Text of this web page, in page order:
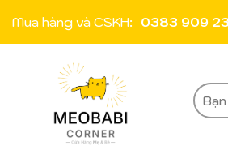
Mua hàng và CSKH: 0383 909